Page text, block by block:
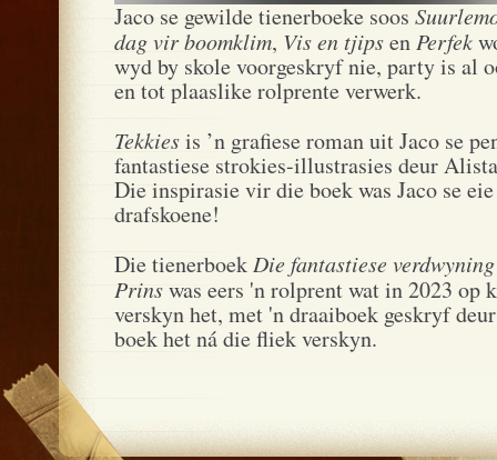
Jaco se gewilde tienerboeke soos
dag vir boomklim, Vis en tjipsen Perfek
wyd by skole voorgeskryf nie, party is al
en tot plaaslike rolprente verwerk.
Tekkiesis ’n grafiese roman uit Jaco se
fantastiese strokies-illustrasies deur
Die inspirasie vir die boek was Jaco se
drafskoene!
Die tienerboek Die fantastiese
Prinswas eers 'n rolprent wat in 2023 op
verskyn het, met 'n draaiboek geskryf
boek het ná die fliek verskyn.